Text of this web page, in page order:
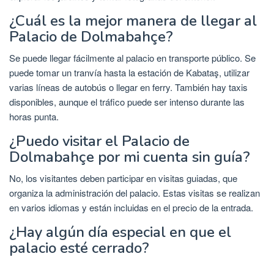
¿Cuál es la mejor manera de llegar al
Palacio de Dolmabahçe?
Se puede llegar fácilmente al palacio en transporte público. Se
puede tomar un tranvía hasta la estación de Kabataş, utilizar
varias líneas de autobús o llegar en ferry. También hay taxis
disponibles, aunque el tráfico puede ser intenso durante las
horas punta.
¿Puedo visitar el Palacio de
Dolmabahçe por mi cuenta sin guía?
No, los visitantes deben participar en visitas guiadas, que
organiza la administración del palacio. Estas visitas se realizan
en varios idiomas y están incluidas en el precio de la entrada.
¿Hay algún día especial en que el
palacio esté cerrado?